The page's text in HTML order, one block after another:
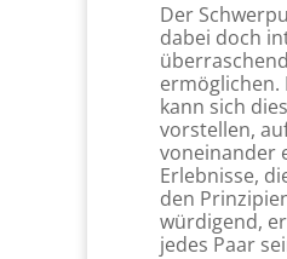
Der
dabei doch
ermöglichen.
kann sich
vorstellen,
voneinander
Erlebnisse,
den
würdigend,
jedes Paar